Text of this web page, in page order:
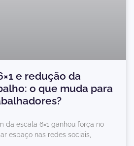
e redução da
o que muda para
da escala 6×1 ganhou força no
espaço nas redes sociais,